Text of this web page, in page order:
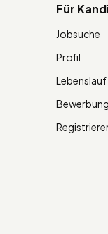
Für
Jobsuche
Profil
Lebenslauf
Bewerbung